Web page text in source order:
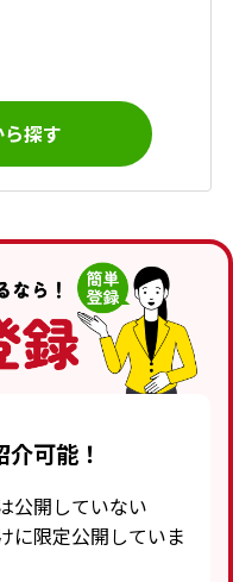
探す
介可能！
公開していない
に限定公開していま